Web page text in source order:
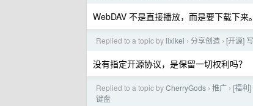
WebDAV 不是直接播放，而是要下载下
Replied to a topic by lixikei › 分享创造 › [开源]
没有指定开源协议，是保留一切权利吗？
Replied to a topic byCherryGods › 推广 › [福利
键盘